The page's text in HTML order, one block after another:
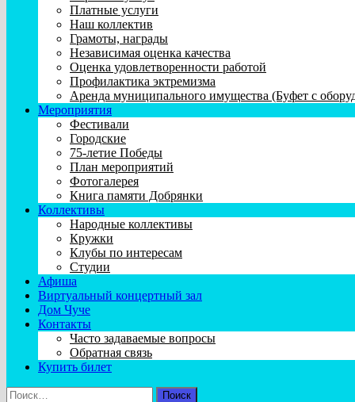
Платные услуги
Наш коллектив
Грамоты, награды
Независимая оценка качества
Оценка удовлетворенности работой
Профилактика эктремизма
Аренда муниципального имущества (Буфет с
Мероприятия
Фестивали
Городские
75-летие Победы
План мероприятий
Фотогалерея
Книга памяти Добрянки
Коллективы
Народные коллективы
Кружки
Клубы по интересам
Студии
Афиша
Виртуальный концертный зал
Дом Чуче
Контакты
Часто задаваемые вопросы
Обратная связь
Купить билет
Найти: